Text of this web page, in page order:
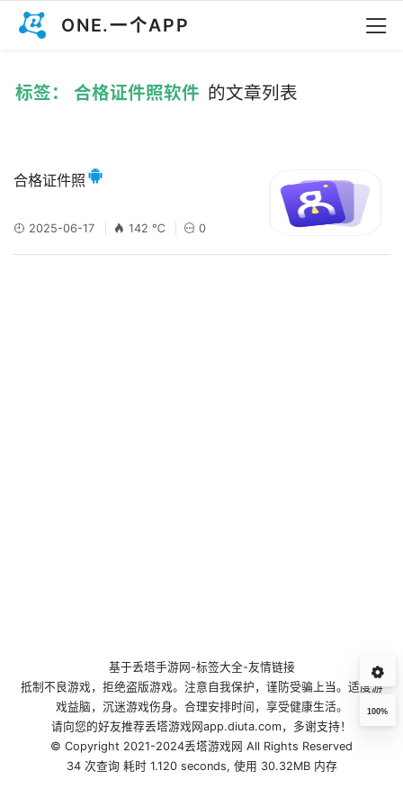
ONE.一个APP
标签： 合格证件照软件 的文章列表
合格证件照
2025-06-17 142 ℃ 0
100%
基于丢塔手游网 -标签大全-友情链接
抵制不良游戏，拒绝盗版游戏。注意自我保护，谨防受骗上当。适度游
戏益脑，沉迷游戏伤身。合理安排时间，享受健康生活。
请向您的好友推荐丢塔游戏网app.diuta.com，多谢支持！
© Copyright 2021-2024丢塔游戏网 All Rights Reserved
34 次查询 耗时 1.120 seconds, 使用 30.32MB 内存